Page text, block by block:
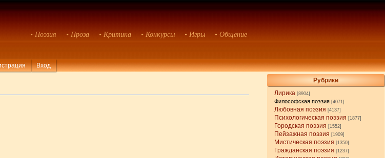
• Поэзия • Проза • Критика • Конкурсы • Игры • Общение
Вход
Рубрики
Лирика [8904]
Философская поэзия [4071]
Любовная поэзия [4137]
Психологическая поэзия [1877]
Городская поэзия [1552]
Пейзажная поэзия [1909]
Мистическая поэзия [1350]
Гражданская поэзия [1237]